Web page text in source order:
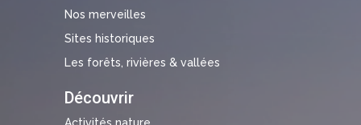
Nos merveilles
Sites historiques
Les forêts, rivières & vallées
Découvrir